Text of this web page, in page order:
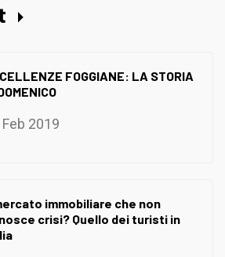
FOGGIANE: LA STORIA
2019
immobiliare che non
crisi? Quello dei turisti in